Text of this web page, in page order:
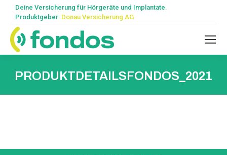
Deine Versicherung für Hörgeräte und Implantate.
Produktgeber: Donau Versicherung AG
PRODUKTDETAILSFONDOS_2021